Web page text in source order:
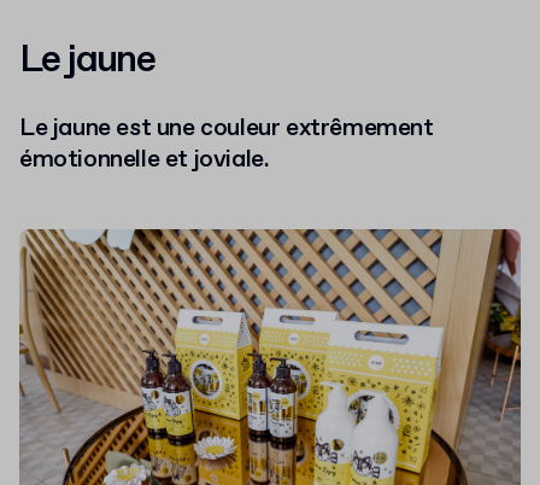
Le jaune
Le jaune est une couleur extrêmement
émotionnelle et joviale.